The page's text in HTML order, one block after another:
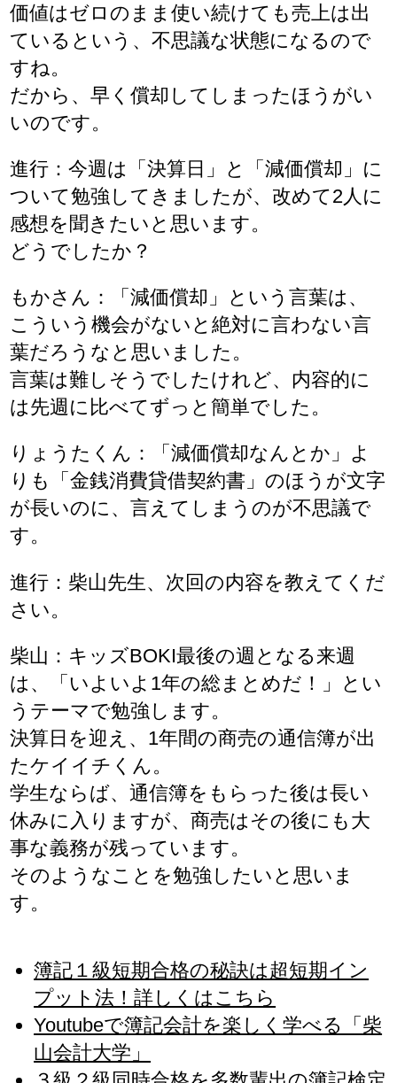
価値はゼロのまま使い続けても売上は出
ているという、不思議な状態になるので
すね。
だから、早く償却してしまったほうがい
いのです。
進行：今週は「決算日」と「減価償却」に
ついて勉強してきましたが、改めて2人に
感想を聞きたいと思います。
どうでしたか？
もかさん：「減価償却」という言葉は、
こういう機会がないと絶対に言わない言
葉だろうなと思いました。
言葉は難しそうでしたけれど、内容的に
は先週に比べてずっと簡単でした。
りょうたくん：「減価償却なんとか」よ
りも「金銭消費貸借契約書」のほうが文字
が長いのに、言えてしまうのが不思議で
す。
進行：柴山先生、次回の内容を教えてくだ
さい。
柴山：キッズBOKI最後の週となる来週
は、「いよいよ1年の総まとめだ！」とい
うテーマで勉強します。
決算日を迎え、1年間の商売の通信簿が出
たケイイチくん。
学生ならば、通信簿をもらった後は長い
休みに入りますが、商売はその後にも大
事な義務が残っています。
そのようなことを勉強したいと思いま
す。
簿記１級短期合格の秘訣は超短期イン
プット法！詳しくはこちら
Youtubeで簿記会計を楽しく学べる「柴
山会計大学」